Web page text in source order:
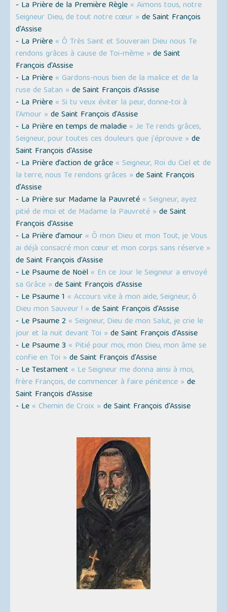
- La Prière de la Première Règle « Aimons tous, notre
Seigneur Dieu, de tout notre cœur » de Saint François
d'Assise
- La Prière « Ô Très Saint et Souverain Dieu nous Te
rendons grâces à cause de Toi-même » de Saint
François d'Assise
- La Prière « Gardons-nous bien de la malice et de la
ruse de Satan » de Saint François d'Assise
- La Prière « Si tu veux éviter la peur, donne-toi à
l’Amour » de Saint François d'Assise
- La Prière en temps de maladie « Je Te rends grâces,
Seigneur, pour toutes ces douleurs que j'éprouve » de
Saint François d'Assise
- La Prière d’action de grâce « Seigneur, Roi du Ciel et de
la terre, nous Te rendons grâces » de Saint François
d'Assise
- La Prière sur Madame la Pauvreté « Seigneur, ayez
pitié de moi et de Madame la Pauvreté » de Saint
François d'Assise
- La Prière d’amour « Ô mon Dieu et mon Tout, je Vous
ai déjà consacré mon cœur et mon corps sans réserve »
de Saint François d'Assise
- Le Psaume de Noël « En ce Jour le Seigneur a envoyé
sa Grâce » de Saint François d'Assise
- Le Psaume 1 « Accours vite à mon aide, Seigneur, ô
Dieu mon Sauveur ! » de Saint François d'Assise
- Le Psaume 2 « Seigneur, Dieu de mon Salut, je crie le
jour et la nuit devant Toi » de Saint François d'Assise
- Le Psaume 3 « Pitié pour moi, mon Dieu, mon âme se
confie en Toi » de Saint François d'Assise
- Le Testament « Le Seigneur me donna ainsi à moi,
frère François, de commencer à faire pénitence » de
Saint François d'Assise
- Le « Chemin de Croix » de Saint François d'Assise